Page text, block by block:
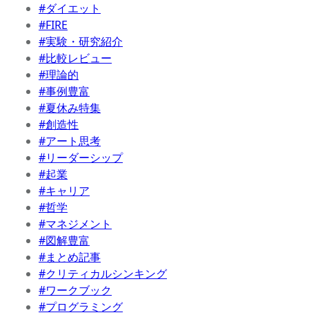
#ダイエット
#FIRE
#実験・研究紹介
#比較レビュー
#理論的
#事例豊富
#夏休み特集
#創造性
#アート思考
#リーダーシップ
#起業
#キャリア
#哲学
#マネジメント
#図解豊富
#まとめ記事
#クリティカルシンキング
#ワークブック
#プログラミング